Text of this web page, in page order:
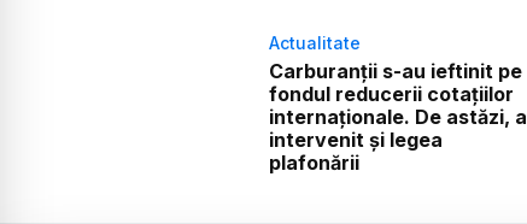
Actualitate
Carburanții s-au ieftinit pe
fondul reducerii cotațiilor
internaționale. De astăzi, a
intervenit și legea
plafonării